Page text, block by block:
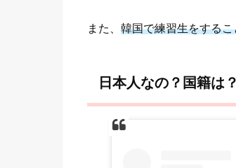
また、 韓国で練習生をする
日本人なの？国籍は？